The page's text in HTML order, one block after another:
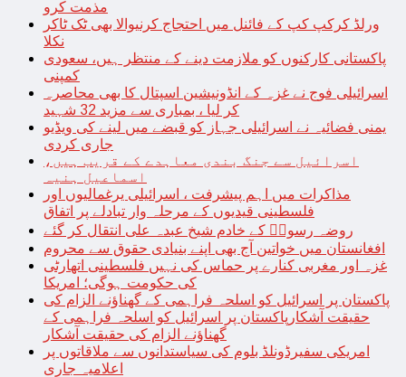
مذمت کرو
ورلڈ کرکپ کپ کے فائنل میں احتجاج کرنیوالا بھی ٹک ٹاکر
نکلا
پاکستانی کارکنوں کو ملازمت دینے کے منتظر ہیں، سعودی
کمپنی
اسرائیلی فوج نے غزہ کے انڈونیشین اسپتال کا بھی محاصرہ
کر لیا ، بمباری سے مزید 32 شہید
یمنی فضائیہ نے اسرائیلی جہاز کو قبضے میں لینے کی ویڈیو
جاری کردی
اسرائیل سے جنگ بندی معاہدے کے قریب ہیں،
اسماعیل ہنیہ
مذاکرات میں اہم پیشرفت ، اسرائیلی یرغمالیوں اور
فلسطینی قیدیوں کے مرحلہ وار تبادلے پر اتفاق
روضہ رسولؐ کے خادم شیخ عبدہ علی انتقال کر گئے
افغانستان میں خواتین آج بھی اپنے بنیادی حقوق سے محروم
غزہ اور مغربی کنارے پر حماس کی نہیں فلسطینی اتھارٹی
کی حکومت ہوگی؛ امریکا
پاکستان پر اسرائیل کو اسلحہ فراہمی کے گھناؤنے الزام کی
حقیقت آشکارپاکستان پر اسرائیل کو اسلحہ فراہمی کے
گھناؤنے الزام کی حقیقت آشکار
امریکی سفیرڈونلڈ بلوم کی سیاستدانوں سے ملاقاتوں پر
اعلامیہ جاری